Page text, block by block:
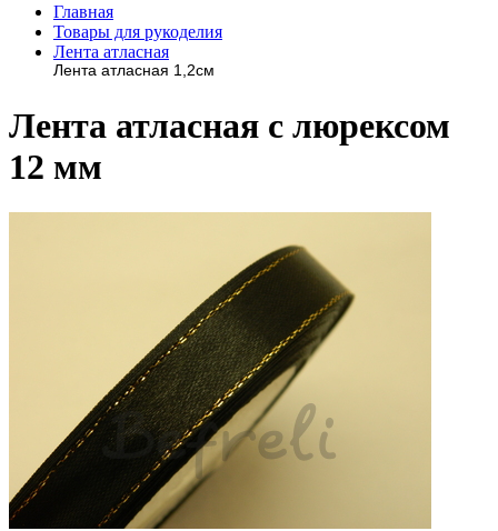
Главная
Товары для рукоделия
Лента атласная
Лента атласная 1,2см
Лента атласная с люрексом
12 мм